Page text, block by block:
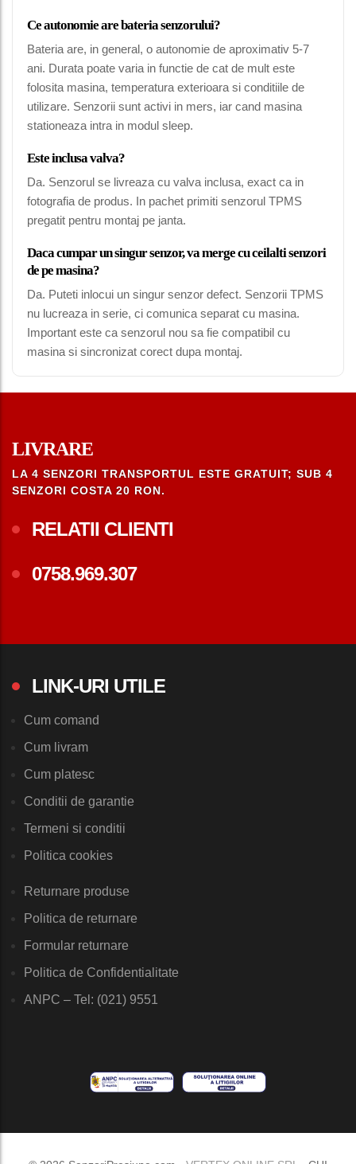
Ce autonomie are bateria senzorului?
Bateria are, in general, o autonomie de aproximativ 5-7
ani. Durata poate varia in functie de cat de mult este
folosita masina, temperatura exterioara si conditiile de
utilizare. Senzorii sunt activi in mers, iar cand masina
stationeaza intra in modul sleep.
Este inclusa valva?
Da. Senzorul se livreaza cu valva inclusa, exact ca in
fotografia de produs. In pachet primiti senzorul TPMS
pregatit pentru montaj pe janta.
Daca cumpar un singur senzor, va merge cu ceilalti senzori
de pe masina?
Da. Puteti inlocui un singur senzor defect. Senzorii TPMS
nu lucreaza in serie, ci comunica separat cu masina.
Important este ca senzorul nou sa fie compatibil cu
masina si sincronizat corect dupa montaj.
LIVRARE
LA 4 SENZORI TRANSPORTUL ESTE GRATUIT; SUB 4
SENZORI COSTA 20 RON.
RELATII CLIENTI
0758.969.307
LINK-URI UTILE
Cum comand
Cum livram
Cum platesc
Conditii de garantie
Termeni si conditii
Politica cookies
Returnare produse
Politica de returnare
Formular returnare
Politica de Confidentialitate
ANPC – Tel: (021) 9551